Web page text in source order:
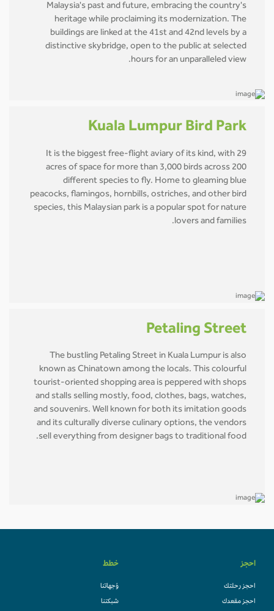
Malaysia's past and future, embracing the country's
heritage while proclaiming its modernization. The
buildings are linked at the 41st and 42nd levels by a
distinctive skybridge, open to the public at selected
hours for an unparalleled view.
Kuala Lumpur Bird Park
It is the biggest free-flight aviary of its kind, with 29
acres of space for more than 3,000 birds across 200
different species to fly. Home to gleaming blue
peacocks, flamingos, hornbills, ostriches, and other bird
species, this Malaysian park is a popular spot for nature
lovers and families.
Petaling Street
The bustling Petaling Street in Kuala Lumpur is also
known as Chinatown among the locals. This colourful
tourist-oriented shopping area is peppered with shops
and stalls selling mostly, food, clothes, bags, watches,
and souvenirs. Well known for both its imitation goods
and its culturally diverse culinary options, the vendors
sell everything from designer bags to traditional food.
احجز
احجز رحلتك
احجز مقعدك
خطط
وُجهاتنا
شبكتنا